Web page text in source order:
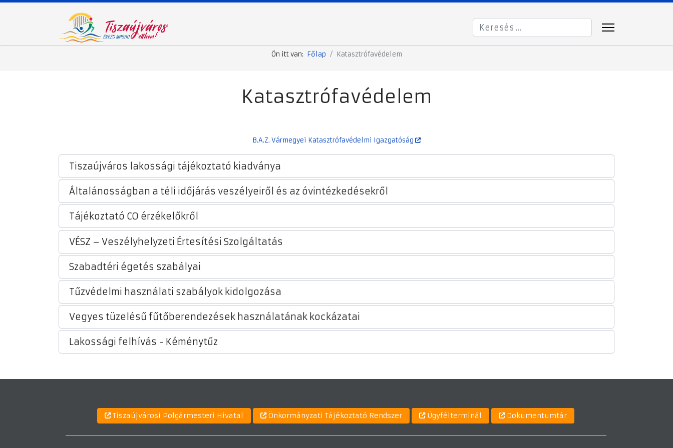
Keresés...
Ön itt van: Főlap Katasztrófavédelem
Katasztrófavédelem
B.A.Z. Vármegyei Katasztrófavédelmi Igazgatóság
Tiszaújváros lakossági tájékoztató kiadványa
Általánosságban a téli időjárás veszélyeiről és az óvintézkedésekről
Tájékoztató CO érzékelőkről
VÉSZ – Veszélyhelyzeti Értesítési Szolgáltatás
Szabadtéri égetés szabályai
Tűzvédelmi használati szabályok kidolgozása
Vegyes tüzelésű fűtőberendezések használatának kockázatai
Lakossági felhívás - Kéménytűz
Tiszaújvárosi Polgármesteri Hivatal Önkormányzati Tájékoztató Rendszer Ügyfélterminál Dokumentumtár